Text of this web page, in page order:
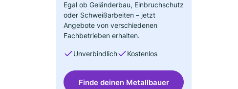
Egal ob Geländerbau, Einbruchschutz
oder Schweißarbeiten – jetzt
Angebote von verschiedenen
Fachbetrieben erhalten.
Unverbindlich Kostenlos
Finde deinen Metallbauer